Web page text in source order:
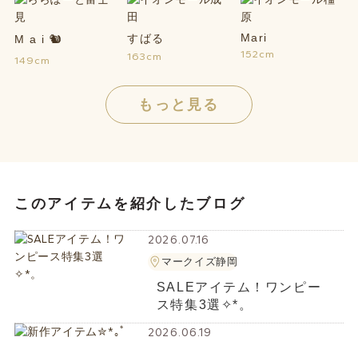
M a i 🐿
149cm
すばる
163cm
Mari
152cm
もっと見る
このアイテムを紹介したブログ
2026.07.16
マークイズ静岡
SALEアイテム！ワンピー
ス特集3選✧︎*。
2026.06.19